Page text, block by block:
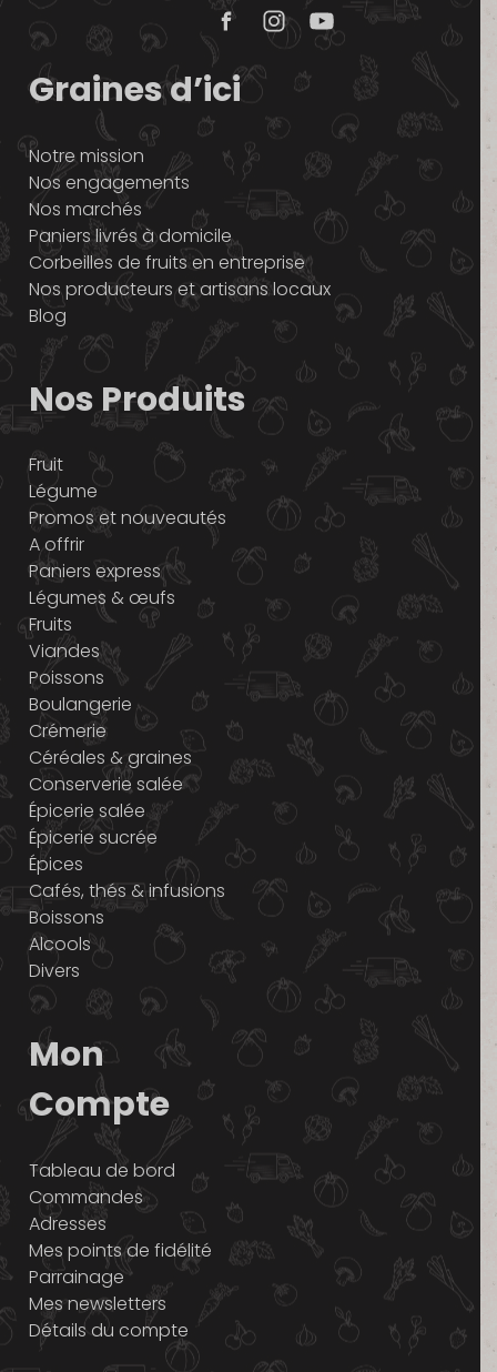
Graines d’ici
Notre mission
Nos engagements
Nos marchés
Paniers livrés à domicile
Corbeilles de fruits en entreprise
Nos producteurs et artisans locaux
Blog
Nos Produits
Fruit
Légume
Promos et nouveautés
A offrir
Paniers express
Légumes & œufs
Fruits
Viandes
Poissons
Boulangerie
Crémerie
Céréales & graines
Conserverie salée
Épicerie salée
Épicerie sucrée
Épices
Cafés, thés & infusions
Boissons
Alcools
Divers
Mon
Compte
Tableau de bord
Commandes
Adresses
Mes points de fidélité
Parrainage
Mes newsletters
Détails du compte